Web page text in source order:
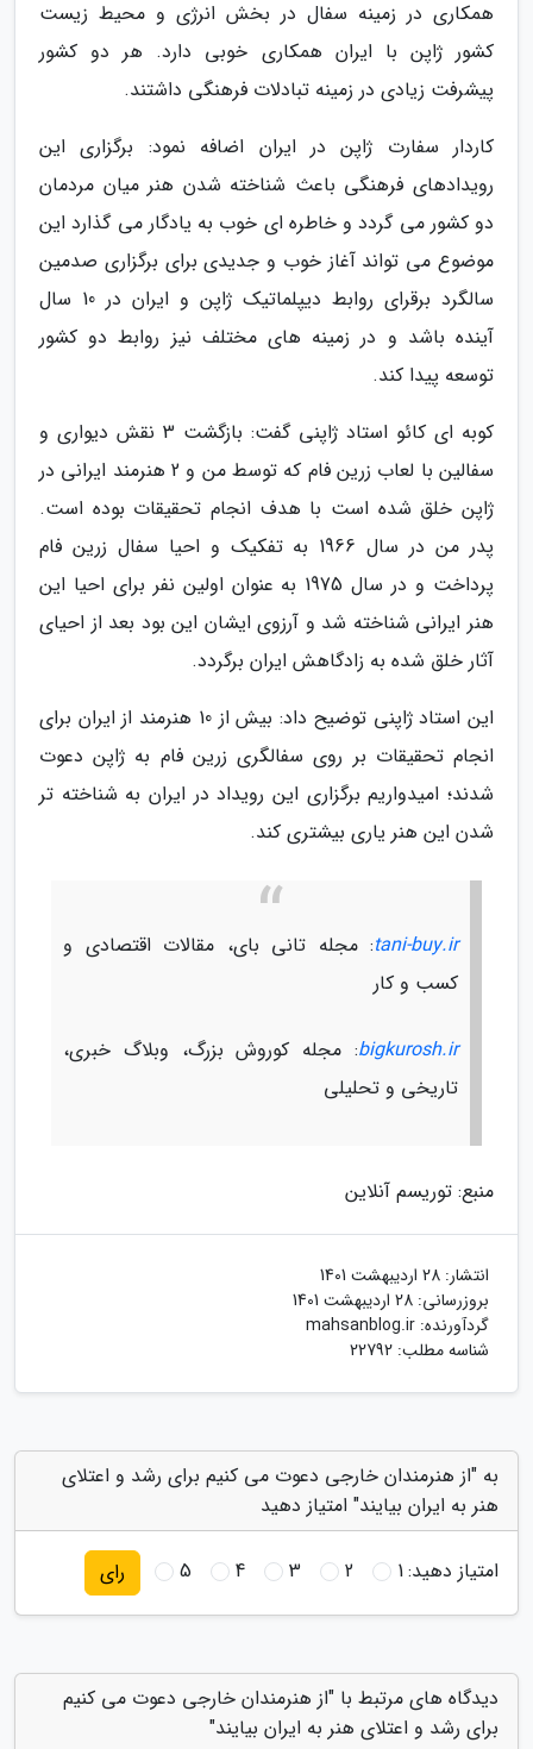
همکاری در زمینه سفال در بخش انرژی و محیط زیست
کشور ژاپن با ایران همکاری خوبی دارد. هر دو کشور
پیشرفت زیادی در زمینه تبادلات فرهنگی داشتند.
کاردار سفارت ژاپن در ایران اضافه نمود: برگزاری این
رویدادهای فرهنگی باعث شناخته شدن هنر میان مردمان
دو کشور می گردد و خاطره ای خوب به یادگار می گذارد این
موضوع می تواند آغاز خوب و جدیدی برای برگزاری صدمین
سالگرد برقرای روابط دیپلماتیک ژاپن و ایران در 10 سال
آینده باشد و در زمینه های مختلف نیز روابط دو کشور
توسعه پیدا کند.
کوبه ای کائو استاد ژاپنی گفت: بازگشت 3 نقش دیواری و
سفالین با لعاب زرین فام که توسط من و 2 هنرمند ایرانی در
ژاپن خلق شده است با هدف انجام تحقیقات بوده است.
پدر من در سال 1966 به تفکیک و احیا سفال زرین فام
پرداخت و در سال 1975 به عنوان اولین نفر برای احیا این
هنر ایرانی شناخته شد و آرزوی ایشان این بود بعد از احیای
آثار خلق شده به زادگاهش ایران برگردد.
این استاد ژاپنی توضیح داد: بیش از 10 هنرمند از ایران برای
انجام تحقیقات بر روی سفالگری زرین فام به ژاپن دعوت
شدند؛ امیدواریم برگزاری این رویداد در ایران به شناخته تر
شدن این هنر یاری بیشتری کند.
tani-buy.ir: مجله تانی بای، مقالات اقتصادی و
کسب و کار
bigkurosh.ir: مجله کوروش بزرگ، وبلاگ خبری،
تاریخی و تحلیلی
منبع: توریسم آنلاین
انتشار: 28 اردیبهشت 1401
بروزرسانی: 28 اردیبهشت 1401
گردآورنده: mahsanblog.ir
شناسه مطلب: 22792
به "از هنرمندان خارجی دعوت می کنیم برای رشد و اعتلای
هنر به ایران بیایند" امتیاز دهید
امتیاز دهید:1
2
3
4
5 رای
دیدگاه های مرتبط با "از هنرمندان خارجی دعوت می کنیم
برای رشد و اعتلای هنر به ایران بیایند"